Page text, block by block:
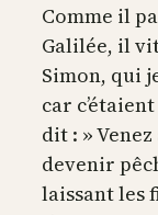
Comme il
Galilée, il
Simon, qui
car
dit : »
devenir
laissant les